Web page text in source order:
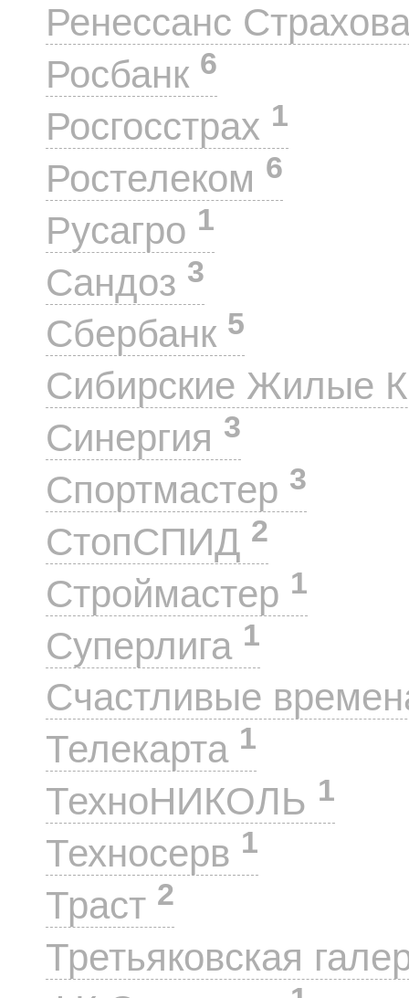
Ренессанс
Росбанк 6
Росгосстрах 1
Ростелеком 6
Русагро 1
Сандоз 3
Сбербанк 5
Сибирские Жилые
Синергия 3
Спортмастер 3
СтопСПИД 2
Строймастер 1
Суперлига 1
Счастливые
Телекарта 1
ТехноНИКОЛЬ 1
Техносерв 1
Траст 2
Третьяковская